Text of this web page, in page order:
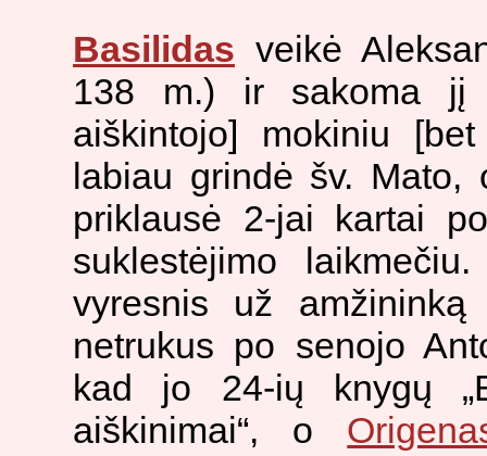
Basilidas veikė
138 m.) ir sakoma jį
aiškintojo] mokiniu
labiau grindė šv.
priklausė 2-jai kartai
suklestėjimo
vyresnis už
netrukus po senojo
kad jo 24-ių knygų
aiškinimai“, o